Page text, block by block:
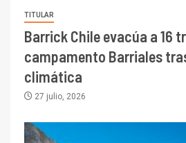
TITULAR
Barrick Chile evacúa a 16
campamento Barriales
climática
27 julio, 2026